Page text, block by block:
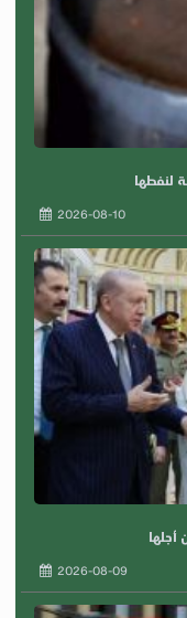
لنفطها
2026-08-10
2026-08-09